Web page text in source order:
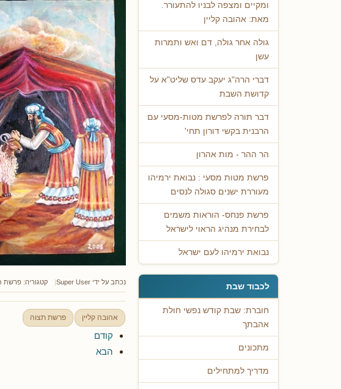
ומקיים ומצפה לבניו להתעורר.
מאת: אהובה קליין
גולה אחר גולה, דם ואש ותמרות
עשן
דברי הרה"ג יעקב עדס שליט"א על
קדושת השבת
דבר תורה לפרשת מטות-מסעי עם
הרבנית בקשי דורון תחי'
הר ההר - מות אהרון
פרשת מטות מסעי : נבואת ירמיהו
מעוררת ישנים סגולה לנסים
פרשת פנחס- הוראות משמים
לבחירת מנהיג הראוי לישראל
נבואת ירמיהו לעם ישראל
לכבוד שבת
חוברת: שבת קודש נפשי חולת
אהבתך
מתכונים
מדריך למתחילים
נכתב על ידי Super User קטגוריה: פרשת
אהובה קליין פרשת תצוה
קודם
הבא